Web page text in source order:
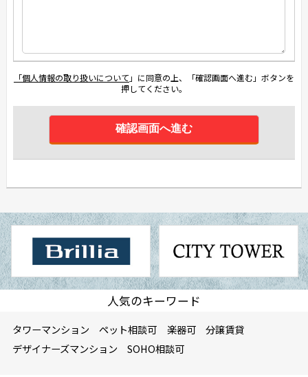
「個人情報の取り扱いについて 」に同意の上、「確認画面へ進む」ボタンを
押してください。
人気のキーワード
タワーマンション ペット相談可 楽器可
分譲賃貸
デザイナーズマンション
SOHO相談可